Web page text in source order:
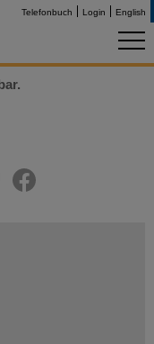
Telefonbuch Login English